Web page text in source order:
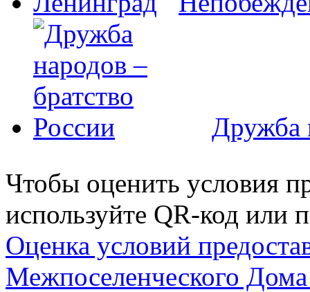
Дружба
Чтобы оценить условия
используйте QR-код или
Оценка условий
Межпоселенческого